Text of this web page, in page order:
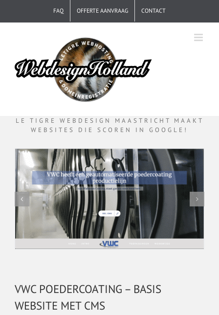
FAQ OFFERTE AANVRAAG CONTACT
LE TIGRE WEBDESIGN MAASTRICHT MAAKT
WEBSITES DIE SCOREN IN GOOGLE!
VWC POEDERCOATING – BASIS
WEBSITE MET CMS